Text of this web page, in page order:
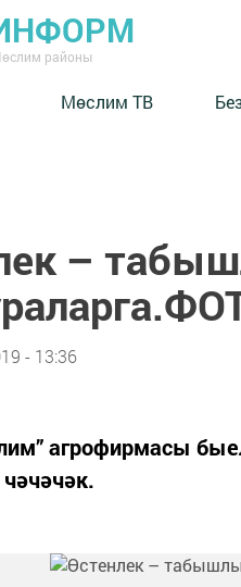
районы
Мөслим ТВ
–
- 13:36
агрофирмасы
чәчәчәк.